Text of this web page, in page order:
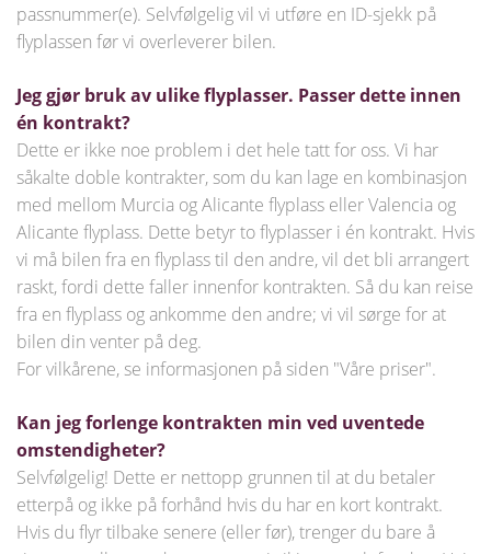
passnummer(e). Selvfølgelig vil vi utføre en ID-sjekk på
flyplassen før vi overleverer bilen.
Jeg gjør bruk av ulike flyplasser. Passer dette innen
én kontrakt?
Dette er ikke noe problem i det hele tatt for oss. Vi har
såkalte doble kontrakter, som du kan lage en kombinasjon
med mellom Murcia og Alicante flyplass eller Valencia og
Alicante flyplass. Dette betyr to flyplasser i én kontrakt. Hvis
vi må bilen fra en flyplass til den andre, vil det bli arrangert
raskt, fordi dette faller innenfor kontrakten. Så du kan reise
fra en flyplass og ankomme den andre; vi vil sørge for at
bilen din venter på deg.
For vilkårene, se informasjonen på siden "Våre priser".
Kan jeg forlenge kontrakten min ved uventede
omstendigheter?
Selvfølgelig! Dette er nettopp grunnen til at du betaler
etterpå og ikke på forhånd hvis du har en kort kontrakt.
Hvis du flyr tilbake senere (eller før), trenger du bare å